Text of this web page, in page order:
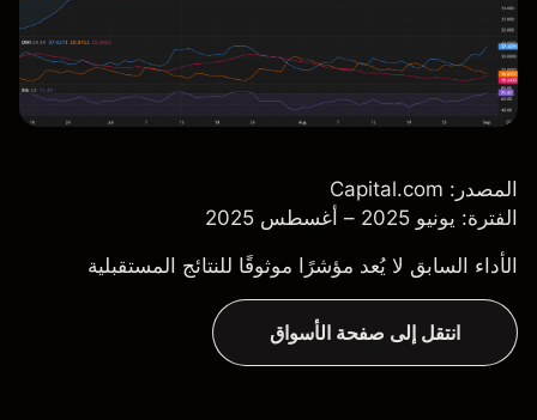
المصدر: Capital.com
الفترة: يونيو 2025 – أغسطس 2025
الأداء السابق لا يُعد مؤشرًا موثوقًا للنتائج المستقبلية
انتقل إلى صفحة الأسواق